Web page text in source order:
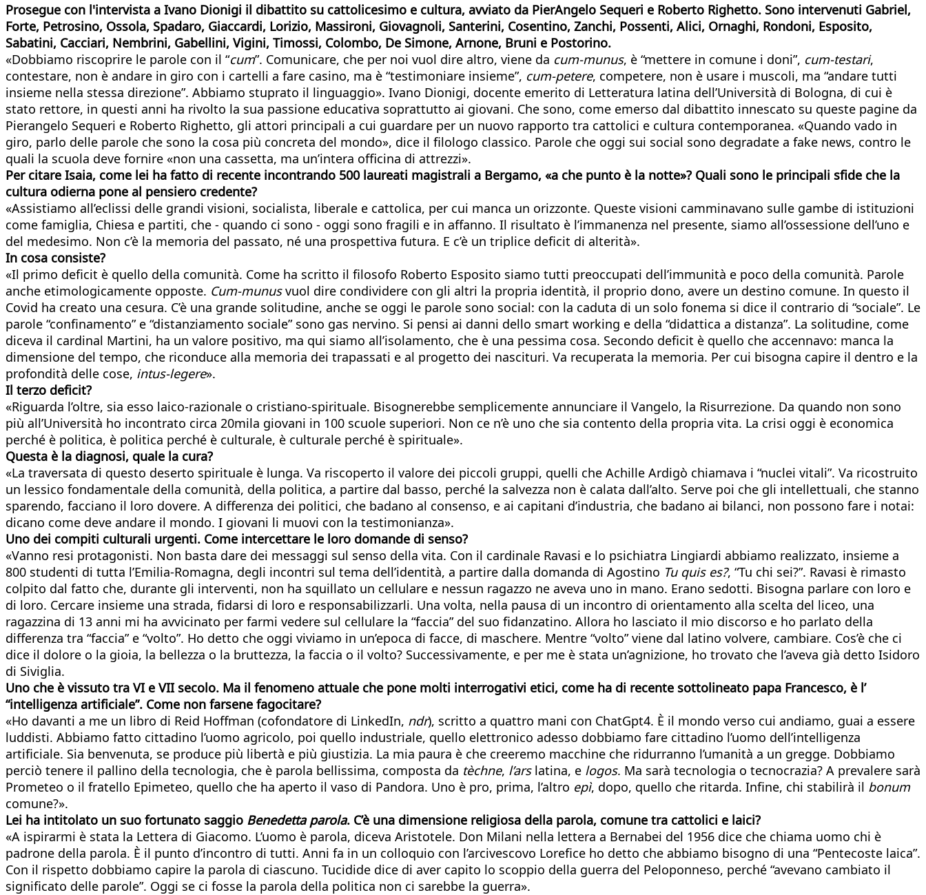
Prosegue con l'intervista a Ivano Dionigi il dibattito su cattolicesimo e cultura, avviato da PierAngelo Sequeri e Roberto Righetto. Sono intervenuti Gabriel,
Forte, Petrosino, Ossola, Spadaro, Giaccardi, Lorizio, Massironi, Giovagnoli, Santerini, Cosentino, Zanchi, Possenti, Alici, Ornaghi, Rondoni, Esposito,
Sabatini, Cacciari, Nembrini, Gabellini, Vigini, Timossi, Colombo, De Simone, Arnone, Bruni e Postorino.
«Dobbiamo riscoprire le parole con il “cum”. Comunicare, che per noi vuol dire altro, viene da cum-munus, è “mettere in comune i doni”, cum-testari,
contestare, non è andare in giro con i cartelli a fare casino, ma è “testimoniare insieme”, cum-petere, competere, non è usare i muscoli, ma “andare tutti
insieme nella stessa direzione”. Abbiamo stuprato il linguaggio». Ivano Dionigi, docente emerito di Letteratura latina dell’Università di Bologna, di cui è
stato rettore, in questi anni ha rivolto la sua passione educativa soprattutto ai giovani. Che sono, come emerso dal dibattito innescato su queste pagine da
Pierangelo Sequeri e Roberto Righetto, gli attori principali a cui guardare per un nuovo rapporto tra cattolici e cultura contemporanea. «Quando vado in
giro, parlo delle parole che sono la cosa più concreta del mondo», dice il filologo classico. Parole che oggi sui social sono degradate a fake news, contro le
quali la scuola deve fornire «non una cassetta, ma un’intera officina di attrezzi».
Per citare Isaia, come lei ha fatto di recente incontrando 500 laureati magistrali a Bergamo, «a che punto è la notte»? Quali sono le principali sfide che la
cultura odierna pone al pensiero credente?
«Assistiamo all’eclissi delle grandi visioni, socialista, liberale e cattolica, per cui manca un orizzonte. Queste visioni camminavano sulle gambe di istituzioni
come famiglia, Chiesa e partiti, che - quando ci sono - oggi sono fragili e in affanno. Il risultato è l’immanenza nel presente, siamo all’ossessione dell’uno e
del medesimo. Non c’è la memoria del passato, né una prospettiva futura. E c’è un triplice deficit di alterità».
In cosa consiste?
«Il primo deficit è quello della comunità. Come ha scritto il filosofo Roberto Esposito siamo tutti preoccupati dell’immunità e poco della comunità. Parole
anche etimologicamente opposte. Cum-munusvuol dire condividere con gli altri la propria identità, il proprio dono, avere un destino comune. In questo il
Covid ha creato una cesura. C’è una grande solitudine, anche se oggi le parole sono social: con la caduta di un solo fonema si dice il contrario di “sociale”. Le
parole “confinamento” e “distanziamento sociale” sono gas nervino. Si pensi ai danni dello smart working e della “didattica a distanza”. La solitudine, come
diceva il cardinal Martini, ha un valore positivo, ma qui siamo all’isolamento, che è una pessima cosa. Secondo deficit è quello che accennavo: manca la
dimensione del tempo, che riconduce alla memoria dei trapassati e al progetto dei nascituri. Va recuperata la memoria. Per cui bisogna capire il dentro e la
profondità delle cose, intus-legere».
Il terzo deficit?
«Riguarda l’oltre, sia esso laico-razionale o cristiano-spirituale. Bisognerebbe semplicemente annunciare il Vangelo, la Risurrezione. Da quando non sono
più all’Università ho incontrato circa 20mila giovani in 100 scuole superiori. Non ce n’è uno che sia contento della propria vita. La crisi oggi è economica
perché è politica, è politica perché è culturale, è culturale perché è spirituale».
Questa è la diagnosi, quale la cura?
«La traversata di questo deserto spirituale è lunga. Va riscoperto il valore dei piccoli gruppi, quelli che Achille Ardigò chiamava i “nuclei vitali”. Va ricostruito
un lessico fondamentale della comunità, della politica, a partire dal basso, perché la salvezza non è calata dall’alto. Serve poi che gli intellettuali, che stanno
sparendo, facciano il loro dovere. A differenza dei politici, che badano al consenso, e ai capitani d’industria, che badano ai bilanci, non possono fare i notai:
dicano come deve andare il mondo. I giovani li muovi con la testimonianza».
Uno dei compiti culturali urgenti. Come intercettare le loro domande di senso?
«Vanno resi protagonisti. Non basta dare dei messaggi sul senso della vita. Con il cardinale Ravasi e lo psichiatra Lingiardi abbiamo realizzato, insieme a
800 studenti di tutta l’Emilia-Romagna, degli incontri sul tema dell’identità, a partire dalla domanda di Agostino Tu quis es?, “Tu chi sei?”. Ravasi è rimasto
colpito dal fatto che, durante gli interventi, non ha squillato un cellulare e nessun ragazzo ne aveva uno in mano. Erano sedotti. Bisogna parlare con loro e
di loro. Cercare insieme una strada, fidarsi di loro e responsabilizzarli. Una volta, nella pausa di un incontro di orientamento alla scelta del liceo, una
ragazzina di 13 anni mi ha avvicinato per farmi vedere sul cellulare la “faccia” del suo fidanzatino. Allora ho lasciato il mio discorso e ho parlato della
differenza tra “faccia” e “volto”. Ho detto che oggi viviamo in un’epoca di facce, di maschere. Mentre “volto” viene dal latino volvere, cambiare. Cos’è che ci
dice il dolore o la gioia, la bellezza o la bruttezza, la faccia o il volto? Successivamente, e per me è stata un’agnizione, ho trovato che l’aveva già detto Isidoro
di Siviglia.
Uno che è vissuto tra VI e VII secolo. Ma il fenomeno attuale che pone molti interrogativi etici, come ha di recente sottolineato papa Francesco, è l’
“intelligenza artificiale”. Come non farsene fagocitare?
«Ho davanti a me un libro di Reid Hoffman (cofondatore di LinkedIn, ndr), scritto a quattro mani con ChatGpt4. È il mondo verso cui andiamo, guai a essere
luddisti. Abbiamo fatto cittadino l’uomo agricolo, poi quello industriale, quello elettronico adesso dobbiamo fare cittadino l’uomo dell’intelligenza
artificiale. Sia benvenuta, se produce più libertà e più giustizia. La mia paura è che creeremo macchine che ridurranno l’umanità a un gregge. Dobbiamo
perciò tenere il pallino della tecnologia, che è parola bellissima, composta da tèchne, l’ars latina, e logos. Ma sarà tecnologia o tecnocrazia? A prevalere sarà
Prometeo o il fratello Epimeteo, quello che ha aperto il vaso di Pandora. Uno è pro, prima, l’altro epì, dopo, quello che ritarda. Infine, chi stabilirà il bonum
comune?».
Lei ha intitolato un suo fortunato saggio Benedetta parola. C’è una dimensione religiosa della parola, comune tra cattolici e laici?
«A ispirarmi è stata la Lettera di Giacomo. L’uomo è parola, diceva Aristotele. Don Milani nella lettera a Bernabei del 1956 dice che chiama uomo chi è
padrone della parola. È il punto d’incontro di tutti. Anni fa in un colloquio con l’arcivescovo Lorefice ho detto che abbiamo bisogno di una “Pentecoste laica”.
Con il rispetto dobbiamo capire la parola di ciascuno. Tucidide dice di aver capito lo scoppio della guerra del Peloponneso, perché “avevano cambiato il
significato delle parole”. Oggi se ci fosse la parola della politica non ci sarebbe la guerra».